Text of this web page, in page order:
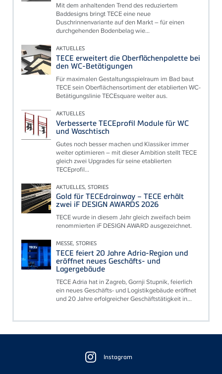
Mit dem anhaltenden Trend des reduziertem
Baddesigns bringt TECE eine neue
Duschrinnenvariante auf den Markt – für einen
durchgehenden Bodenbelag wie...
AKTUELLES
TECE erweitert die Oberflächenpalette bei
den WC-Betätigungen
Für maximalen Gestaltungsspielraum im Bad baut
TECE sein Oberflächensortiment der etablierten WC-
Betätigungslinie TECEsquare weiter aus.
AKTUELLES
Verbesserte TECEprofil Module für WC
und Waschtisch
Gutes noch besser machen und Klassiker immer
weiter optimieren – mit dieser Ambition stellt TECE
gleich zwei Upgrades für seine etablierten
TECEprofil...
AKTUELLES, STORIES
Gold für TECEdrainway – TECE erhält
zwei iF DESIGN AWARDS 2026
TECE wurde in diesem Jahr gleich zweifach beim
renommierten iF DESIGN AWARD ausgezeichnet.
MESSE, STORIES
TECE feiert 20 Jahre Adria-Region und
eröffnet neues Geschäfts- und
Lagergebäude
TECE Adria hat in Zagreb, Gornji Stupnik, feierlich
ein neues Geschäfts- und Logistikgebäude eröffnet
und 20 Jahre erfolgreicher Geschäftstätigkeit in...
Instagram